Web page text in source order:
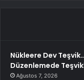
Nükleere Dev
Düzenlemede
Ağustos 7, 2026